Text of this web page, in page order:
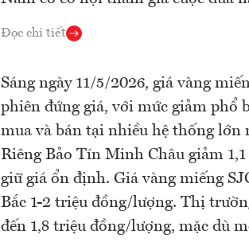
Đọc chi tiết
Sáng ngày 11/5/2026, giá vàng
phiên đứng giá, với mức giảm phổ
mua và bán tại nhiều hệ thống lớn
Riêng Bảo Tín Minh Châu giảm
giữ giá ổn định. Giá vàng miếng
Bắc 1-2 triệu đồng/lượng. Thị
đến 1,8 triệu đồng/lượng, mặc dù